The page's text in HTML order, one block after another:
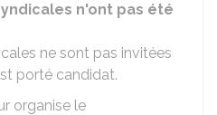
n'ont pas été
ne sont pas invitées
porté candidat.
organise le